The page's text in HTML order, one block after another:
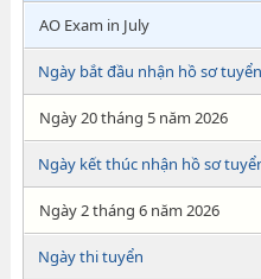
AO Exam in July
Ngày bắt đầu nhận hồ sơ
Ngày 20 tháng 5 năm 2026
Ngày kết thúc nhận hồ sơ
Ngày 2 tháng 6 năm 2026
Ngày thi tuyển